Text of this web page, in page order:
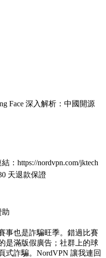
Face 深入解析：中國開源
：https://nordvpn.com/jktech
天退款保證
助
事也是詐騙旺季。錯過比賽
是滿版假廣告；社群上的球
式詐騙。NordVPN 讓我連回